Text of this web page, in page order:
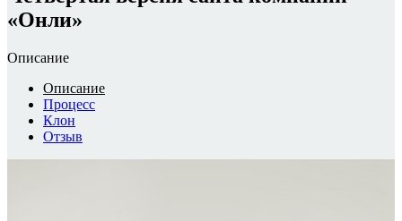
«Онли»
Описание
Описание
Процесс
Клон
Отзыв